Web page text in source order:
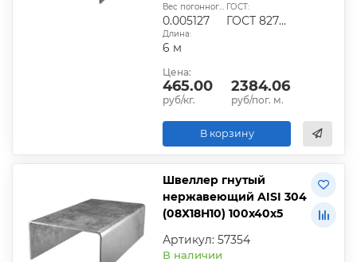
Вес погонного метра, т.:
0.005127
ГОСТ:
ГОСТ 8278-83
Длина:
6 м
Цена:
465.00
руб/кг.
2384.06
руб/пог. м.
В корзину
Швеллер гнутый
нержавеющий AISI 304
(08Х18Н10) 100х40х5
Артикул: 57354
В наличии